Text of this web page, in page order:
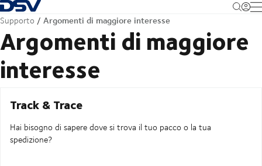
Torna alla pagina iniziale
Supporto Argomenti di maggiore interesse
Argomenti di maggiore
interesse
Track & Trace
Hai bisogno di sapere dove si trova il tuo pacco o la tua
spedizione?